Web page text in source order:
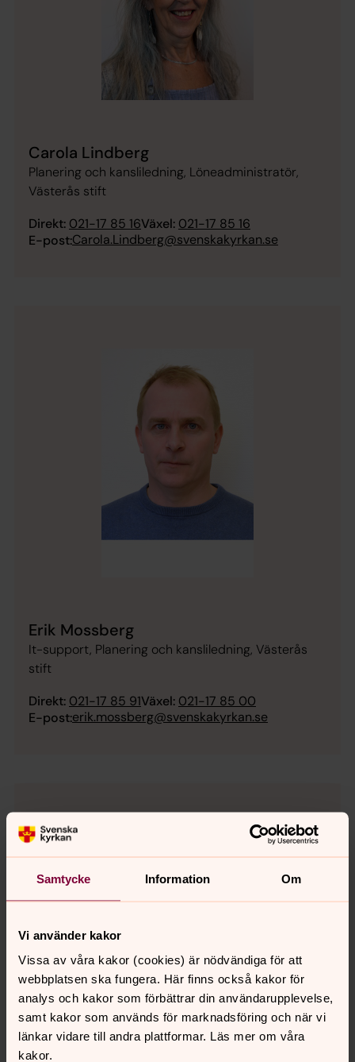
Samtycke Information Om
Vi använder kakor
Vissa av våra kakor (cookies) är nödvändiga för att
webbplatsen ska fungera. Här finns också kakor för
analys och kakor som förbättrar din användarupplevelse,
samt kakor som används för marknadsföring och när vi
länkar vidare till andra plattformar. Läs mer om våra
kakor.
Carola Lindberg
Planering och kansliledning, Löneadministratör,
Västerås stift
Direkt: 021-17 85 16Växel: 021-17 85 16
E-post:Carola.Lindberg@svenskakyrkan.se
Erik Mossberg
It-support, Planering och kansliledning, Västerås
stift
Direkt: 021-17 85 91Växel: 021-17 85 00
E-post:erik.mossberg@svenskakyrkan.se